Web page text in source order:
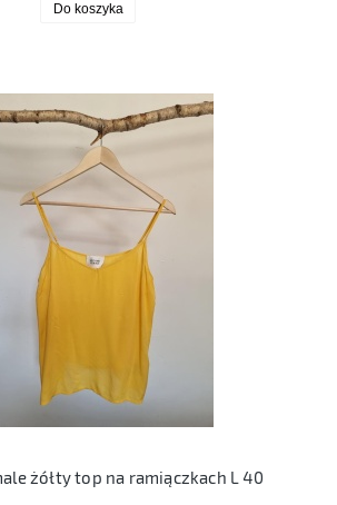
Do koszyka
żółty top na ramiączkach L 40